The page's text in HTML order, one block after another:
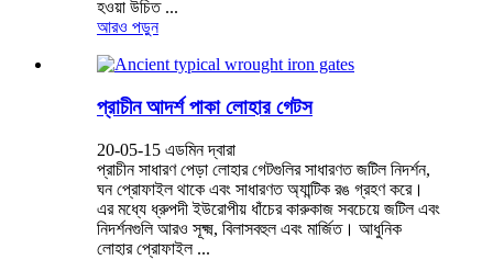
হওয়া উচিত ...
আরও পড়ুন
প্রাচীন আদর্শ পাকা লোহার গেটস
20-05-15 এডমিন দ্বারা
প্রাচীন সাধারণ পেড়া লোহার গেটগুলির সাধারণত জটিল নিদর্শন,
ঘন প্রোফাইল থাকে এবং সাধারণত অ্যান্টিক রঙ গ্রহণ করে।
এর মধ্যে ধ্রুপদী ইউরোপীয় ধাঁচের কারুকাজ সবচেয়ে জটিল এবং
নিদর্শনগুলি আরও সূক্ষ্ম, বিলাসবহুল এবং মার্জিত। আধুনিক
লোহার প্রোফাইল ...